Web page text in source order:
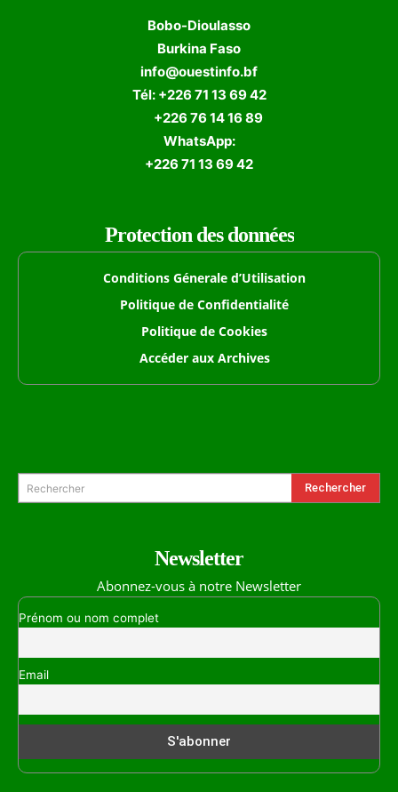
Bobo-Dioulasso
Burkina Faso
info@ouestinfo.bf
Tél: +226 71 13 69 42
+226 76 14 16 89
WhatsApp:
+226 71 13 69 42
Protection des données
Conditions Génerale d’Utilisation
Politique de Confidentialité
Politique de Cookies
Accéder aux Archives
Rechercher Rechercher
Newsletter
Abonnez-vous à notre Newsletter
Prénom ou nom complet
Email